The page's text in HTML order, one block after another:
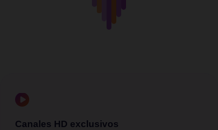
Canales HD exclusivos